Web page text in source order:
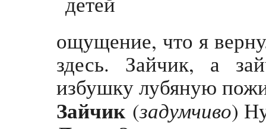
ощущение, что я
здесь. Зайчик, а
избушку лубяную
Зайчик(задумчиво)